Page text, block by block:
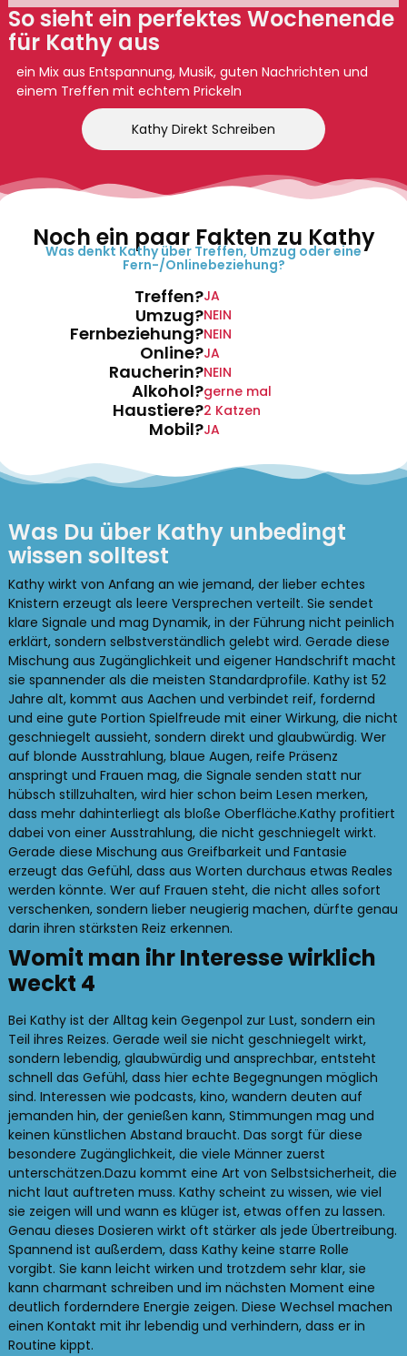
So sieht ein perfektes Wochenende
für Kathy aus
ein Mix aus Entspannung, Musik, guten Nachrichten und
einem Treffen mit echtem Prickeln
Kathy Direkt Schreiben
Noch ein paar Fakten zu Kathy
Was denkt Kathy über Treffen, Umzug oder eine
Fern-/Onlinebeziehung?
Treffen?JA
Umzug?NEIN
Fernbeziehung?NEIN
Online?JA
Raucherin?NEIN
Alkohol?gerne mal
Haustiere?2 Katzen
Mobil?JA
Was Du über Kathy unbedingt
wissen solltest
Kathy wirkt von Anfang an wie jemand, der lieber echtes
Knistern erzeugt als leere Versprechen verteilt. Sie sendet
klare Signale und mag Dynamik, in der Führung nicht peinlich
erklärt, sondern selbstverständlich gelebt wird. Gerade diese
Mischung aus Zugänglichkeit und eigener Handschrift macht
sie spannender als die meisten Standardprofile. Kathy ist 52
Jahre alt, kommt aus Aachen und verbindet reif, fordernd
und eine gute Portion Spielfreude mit einer Wirkung, die nicht
geschniegelt aussieht, sondern direkt und glaubwürdig. Wer
auf blonde Ausstrahlung, blaue Augen, reife Präsenz
anspringt und Frauen mag, die Signale senden statt nur
hübsch stillzuhalten, wird hier schon beim Lesen merken,
dass mehr dahinterliegt als bloße Oberfläche.Kathy profitiert
dabei von einer Ausstrahlung, die nicht geschniegelt wirkt.
Gerade diese Mischung aus Greifbarkeit und Fantasie
erzeugt das Gefühl, dass aus Worten durchaus etwas Reales
werden könnte. Wer auf Frauen steht, die nicht alles sofort
verschenken, sondern lieber neugierig machen, dürfte genau
darin ihren stärksten Reiz erkennen.
Womit man ihr Interesse wirklich
weckt 4
Bei Kathy ist der Alltag kein Gegenpol zur Lust, sondern ein
Teil ihres Reizes. Gerade weil sie nicht geschniegelt wirkt,
sondern lebendig, glaubwürdig und ansprechbar, entsteht
schnell das Gefühl, dass hier echte Begegnungen möglich
sind. Interessen wie podcasts, kino, wandern deuten auf
jemanden hin, der genießen kann, Stimmungen mag und
keinen künstlichen Abstand braucht. Das sorgt für diese
besondere Zugänglichkeit, die viele Männer zuerst
unterschätzen.Dazu kommt eine Art von Selbstsicherheit, die
nicht laut auftreten muss. Kathy scheint zu wissen, wie viel
sie zeigen will und wann es klüger ist, etwas offen zu lassen.
Genau dieses Dosieren wirkt oft stärker als jede Übertreibung.
Spannend ist außerdem, dass Kathy keine starre Rolle
vorgibt. Sie kann leicht wirken und trotzdem sehr klar, sie
kann charmant schreiben und im nächsten Moment eine
deutlich forderndere Energie zeigen. Diese Wechsel machen
einen Kontakt mit ihr lebendig und verhindern, dass er in
Routine kippt.